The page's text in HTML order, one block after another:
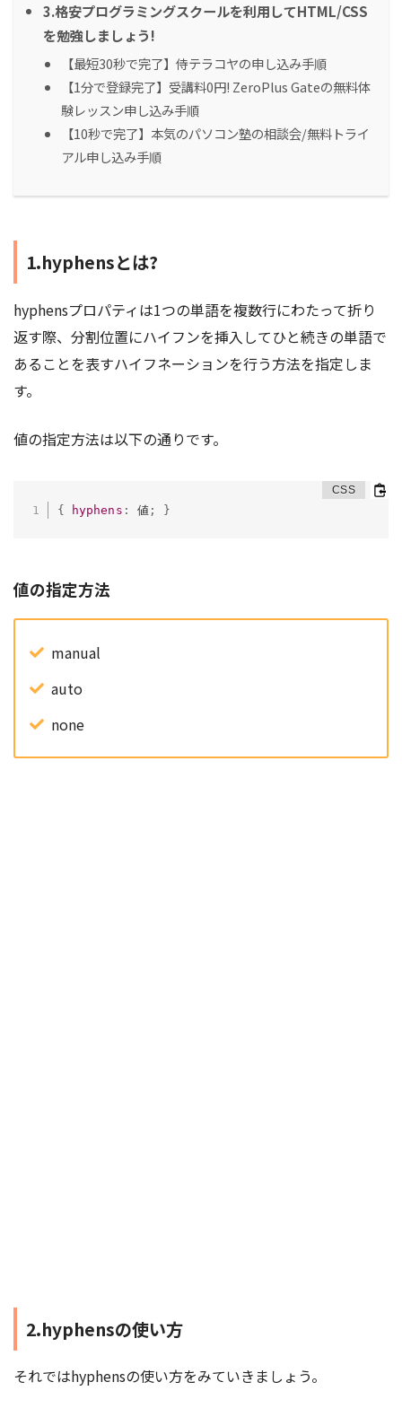
3.格安プログラミングスクールを利用してHTML/CSS
を勉強しましょう!
【最短30秒で完了】侍テラコヤの申し込み手順
【1分で登録完了】受講料0円! ZeroPlus Gateの無料体
験レッスン申し込み手順
【10秒で完了】本気のパソコン塾の相談会/無料トライ
アル申し込み手順
1.hyphensとは?
hyphensプロパティは1つの単語を複数行にわたって折り
返す際、分割位置にハイフンを挿入してひと続きの単語で
あることを表すハイフネーションを行う方法を指定しま
す。
値の指定方法は以下の通りです。
{ hyphens : 値; }
値の指定方法
manual
auto
none
2.hyphensの使い方
それではhyphensの使い方をみていきましょう。